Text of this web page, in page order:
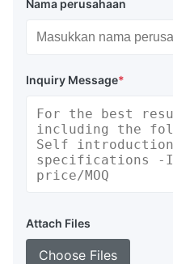
Nama perusahaan
Inquiry Message*
Attach Files
Choose Files